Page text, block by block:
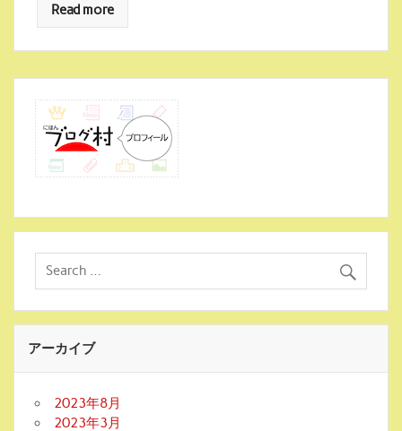
Read more
アーカイブ
2023年8月
2023年3月